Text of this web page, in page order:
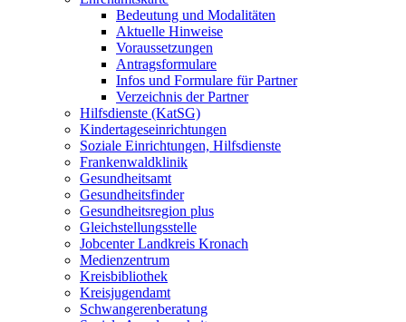
Bedeutung und Modalitäten
Aktuelle Hinweise
Voraussetzungen
Antragsformulare
Infos und Formulare für Partner
Verzeichnis der Partner
Hilfsdienste (KatSG)
Kindertageseinrichtungen
Soziale Einrichtungen, Hilfsdienste
Frankenwaldklinik
Gesundheitsamt
Gesundheitsfinder
Gesundheitsregion plus
Gleichstellungsstelle
Jobcenter Landkreis Kronach
Medienzentrum
Kreisbibliothek
Kreisjugendamt
Schwangerenberatung